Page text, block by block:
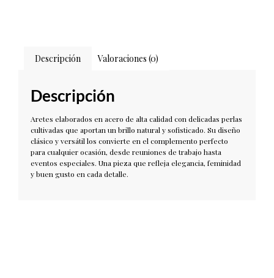
Descripción Valoraciones (0)
Descripción
Aretes elaborados en acero de alta calidad con delicadas perlas
cultivadas que aportan un brillo natural y sofisticado. Su diseño
clásico y versátil los convierte en el complemento perfecto
para cualquier ocasión, desde reuniones de trabajo hasta
eventos especiales. Una pieza que refleja elegancia, feminidad
y buen gusto en cada detalle.